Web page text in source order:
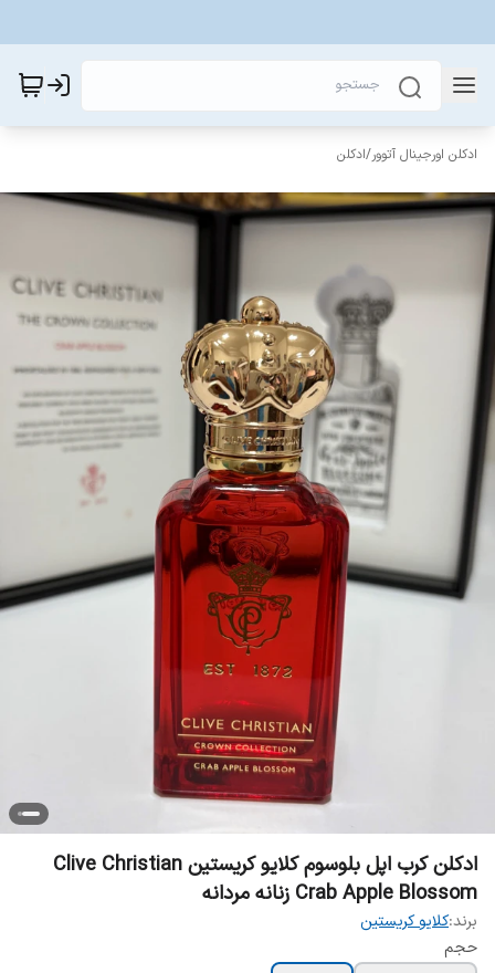
ادکلن اورجینال آتوور/ادکلن
ادکلن کرب اپل بلوسوم کلایو کریستین Clive Christian
Crab Apple Blossom زنانه مردانه
برند:کلایو کریستین
حجم